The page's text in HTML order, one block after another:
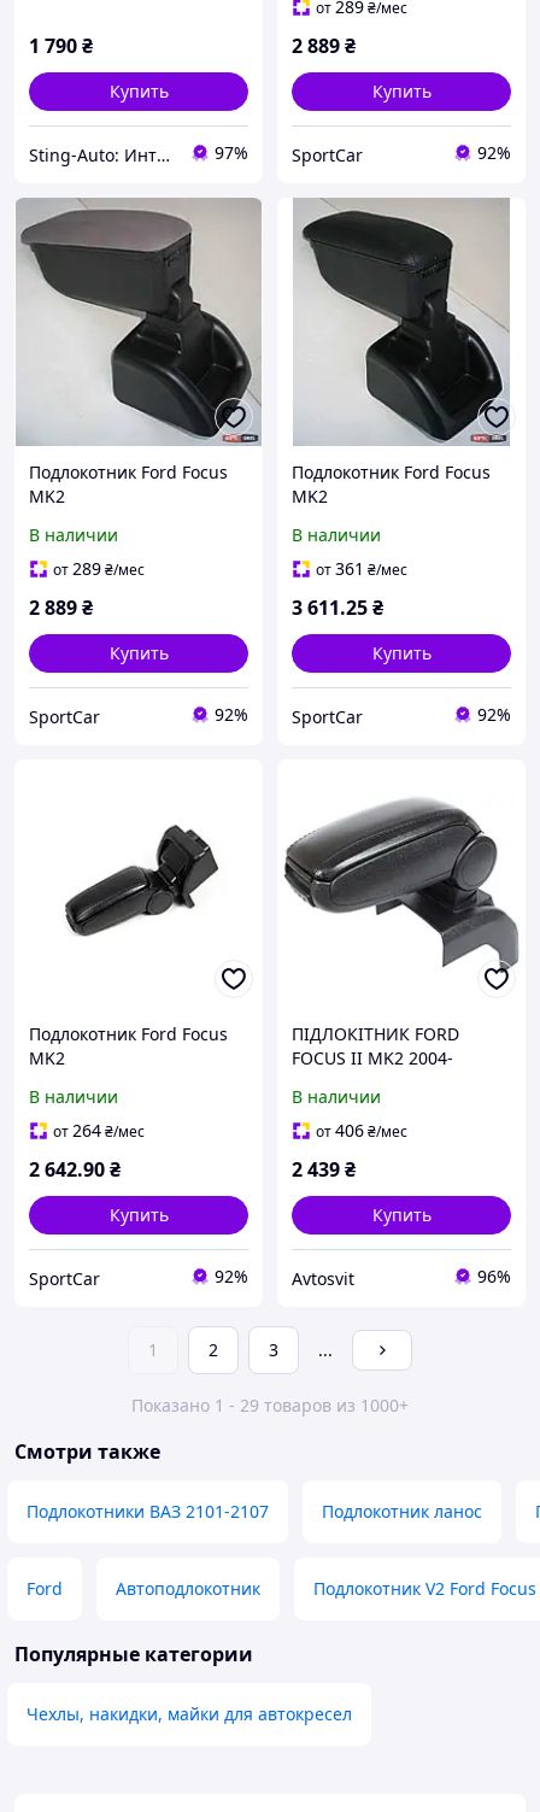
1 790₴
Купить
Sting-Auto: Интернет-магазин автоаксессуаров 97%
от289₴/мес
2 889₴
Купить
SportCar 92%
Подлокотник Ford Focus
MK2
В наличии
от289₴/мес
2 889₴
Купить
SportCar 92%
Подлокотник Ford Focus
MK2
В наличии
от361 ₴/мес
3 611.25₴
Купить
SportCar 92%
Подлокотник Ford Focus
MK2
В наличии
от264₴/мес
2 642.90₴
Купить
SportCar 92%
ПІДЛОКІТНИК FORD
FOCUS II MK2 2004-
В наличии
от406₴/мес
2 439₴
Купить
Avtosvit 96%
1 2 3 ...
Показано 1 - 29 товаров из 1000+
Смотри также
Подлокотники ВАЗ 2101-2107 Подлокотник ланос
Ford Автоподлокотник Подлокотник V2 Ford Focus
Популярные категории
Чехлы, накидки, майки для автокресел